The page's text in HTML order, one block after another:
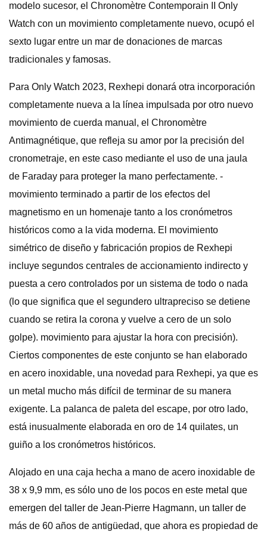
modelo sucesor, el Chronomètre Contemporain II Only
Watch con un movimiento completamente nuevo, ocupó el
sexto lugar entre un mar de donaciones de marcas
tradicionales y famosas.
Para Only Watch 2023, Rexhepi donará otra incorporación
completamente nueva a la línea impulsada por otro nuevo
movimiento de cuerda manual, el Chronomètre
Antimagnétique, que refleja su amor por la precisión del
cronometraje, en este caso mediante el uso de una jaula
de Faraday para proteger la mano perfectamente. -
movimiento terminado a partir de los efectos del
magnetismo en un homenaje tanto a los cronómetros
históricos como a la vida moderna. El movimiento
simétrico de diseño y fabricación propios de Rexhepi
incluye segundos centrales de accionamiento indirecto y
puesta a cero controlados por un sistema de todo o nada
(lo que significa que el segundero ultrapreciso se detiene
cuando se retira la corona y vuelve a cero de un solo
golpe). movimiento para ajustar la hora con precisión).
Ciertos componentes de este conjunto se han elaborado
en acero inoxidable, una novedad para Rexhepi, ya que es
un metal mucho más difícil de terminar de su manera
exigente. La palanca de paleta del escape, por otro lado,
está inusualmente elaborada en oro de 14 quilates, un
guiño a los cronómetros históricos.
Alojado en una caja hecha a mano de acero inoxidable de
38 x 9,9 mm, es sólo uno de los pocos en este metal que
emergen del taller de Jean-Pierre Hagmann, un taller de
más de 60 años de antigüedad, que ahora es propiedad de